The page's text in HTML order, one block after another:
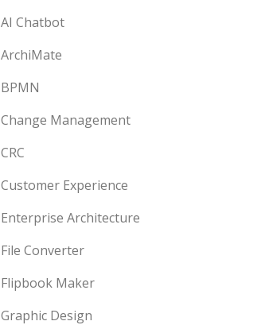
AI Chatbot
ArchiMate
BPMN
Change Management
CRC
Customer Experience
Enterprise Architecture
File Converter
Flipbook Maker
Graphic Design